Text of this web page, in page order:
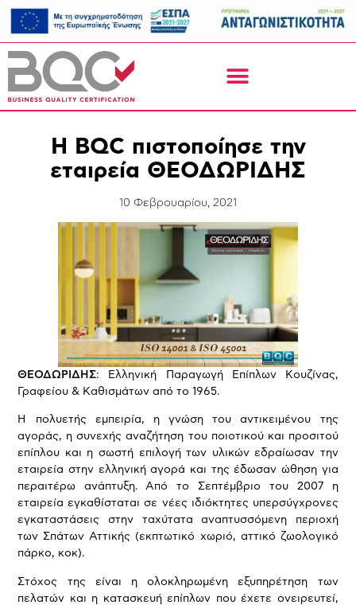
H BQC πιστοποίησε την
εταιρεία ΘΕΟΔΩΡΙΔΗΣ
10 Φεβρουαρίου, 2021
ΘΕΟΔΩΡΙΔΗΣ: Ελληνική Παραγωγή Επίπλων Κουζίνας,
Γραφείου & Καθισμάτων από το 1965.
Η πολυετής εμπειρία, η γνώση του αντικειμένου της
αγοράς, η συνεχής αναζήτηση του ποιοτικού και προσιτού
επίπλου και η σωστή επιλογή των υλικών εδραίωσαν την
εταιρεία στην ελληνική αγορά και της έδωσαν ώθηση για
περαιτέρω ανάπτυξη. Από το Σεπτέμβριο του 2007 η
εταιρεία εγκαθίσταται σε νέες ιδιόκτητες υπερσύγχρονες
εγκαταστάσεις στην ταχύτατα αναπτυσσόμενη περιοχή
των Σπάτων Αττικής (εκπτωτικό χωριό, αττικό ζωολογικό
πάρκο, κοκ).
Στόχος της είναι η ολοκληρωμένη εξυπηρέτηση των
πελατών και η κατασκευή επίπλων που έχετε ονειρευτεί,